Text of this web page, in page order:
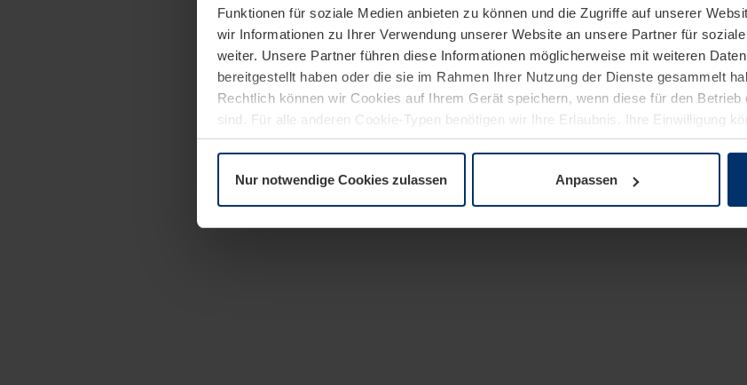
Funktionen für soziale Medien anbieten zu können und die Zugriffe auf unserer
wir Informationen zu Ihrer Verwendung unserer Website an unsere Partner für
weiter. Unsere Partner führen diese Informationen möglicherweise mit weiteren
bereitgestellt haben oder die sie im Rahmen Ihrer Nutzung der Dienste gesammelt
Rechtlich können wir Cookies auf Ihrem Gerät speichern, wenn diese für den Betrieb
sind. Für alle anderen Cookie-Typen benötigen wir Ihre Erlaubnis. Ihre Einwilligung
Erläuterung auf der SeiteDatenschutzerklärungunserer Website ändern oder
Nur notwendige Cookies zulassen Anpassen